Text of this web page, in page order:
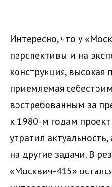
Интересно, что у
перспективы и на
конструкция, высокая
приемлемая
востребованным за
к 1980-м годам
утратил
на другие задачи. В
«Москвич-415»